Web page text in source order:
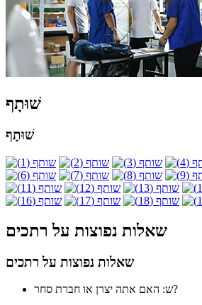
שׁוּתָף
שׁוּתָף
שאלות נפוצות על רתכים
שאלות נפוצות על רתכים
ש: האם אתה יצרן או חברת סחר?